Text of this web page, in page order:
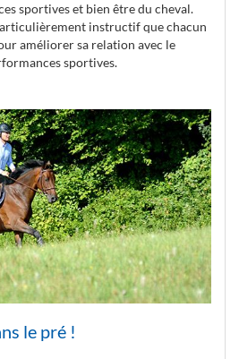
sportives et bien être du cheval.
instructif que chacun
améliorer sa relation avec le
sportives.
le pré !